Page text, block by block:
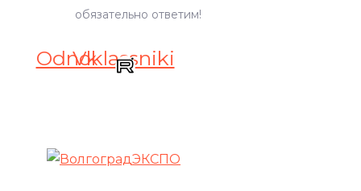
обязательно ответим!
Vk
Odnoklassniki